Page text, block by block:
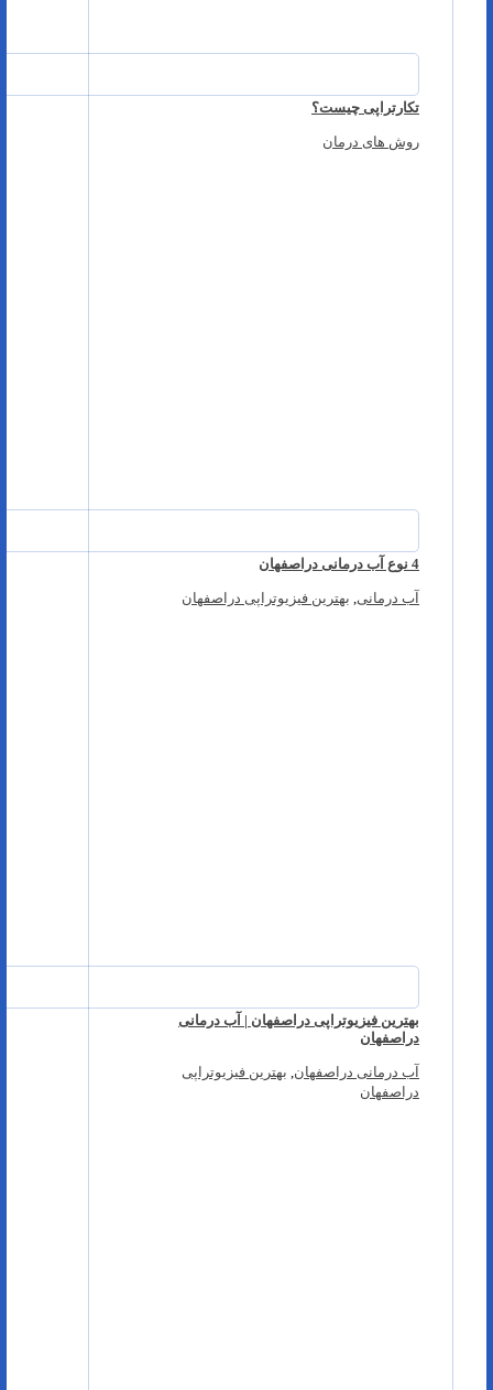
تکارتراپی چیست؟
روش های درمان
4 نوع آب درمانی دراصفهان
آب درمانی بهترین فیزیوتراپی دراصفهان
بهترین فیزیوتراپی دراصفهان | آب درمانی
دراصفهان
آب درمانی دراصفهان بهترین فیزیوتراپی
دراصفهان